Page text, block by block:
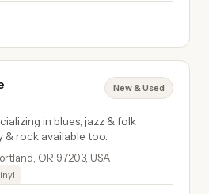
New & Used
in blues, jazz & folk
& rock available too.
OR 97203, USA